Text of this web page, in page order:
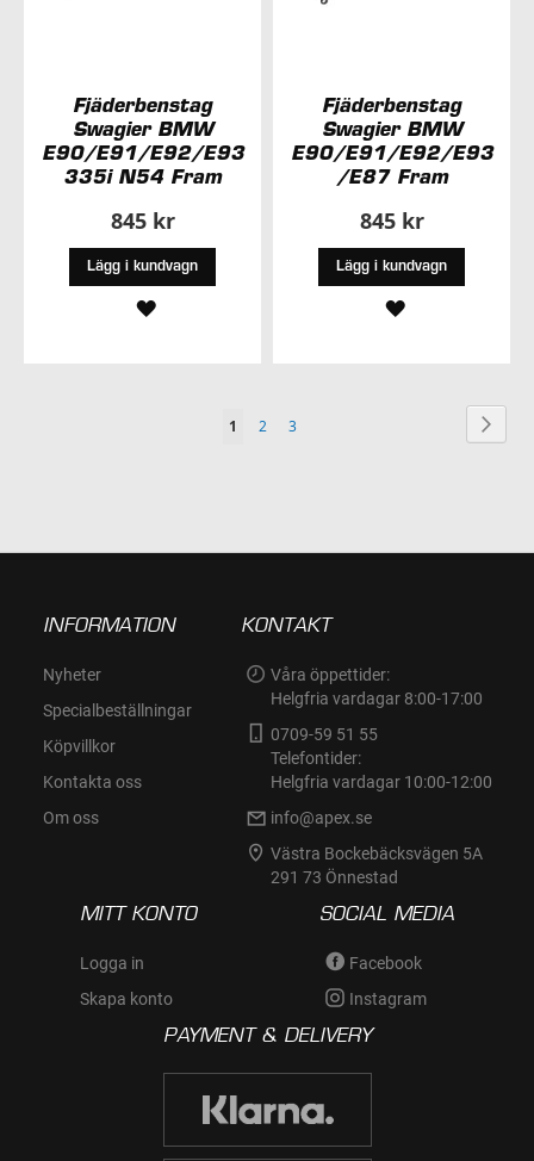
Fjäderbenstag
Swagier BMW
E90/E91/E92/E93
335i N54 Fram
845 kr
Lägg i kundvagn
LÄGG
ÖNSKELISTA
Fjäderbenstag
Swagier BMW
E90/E91/E92/E93
/E87 Fram
845 kr
Lägg i kundvagn
LÄGG
ÖNSKELISTA
Sida
You're
1 Sida
2 Sida
3
INFORMATION
Nyheter
Specialbeställningar
Köpvillkor
Kontakta oss
Om oss
KONTAKT
Våra öppettider:
Helgfria vardagar 8:00-17:00
0709-59 51 55
Telefontider:
Helgfria vardagar 10:00-12:00
info@apex.se
Västra Bockebäcksvägen 5A
291 73 Önnestad
MITT KONTO
Logga in
Skapa konto
SOCIAL MEDIA
Facebook
Instagram
PAYMENT & DELIVERY